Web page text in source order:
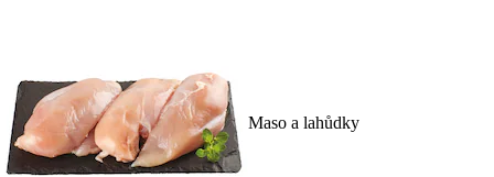
Maso a lahůdky